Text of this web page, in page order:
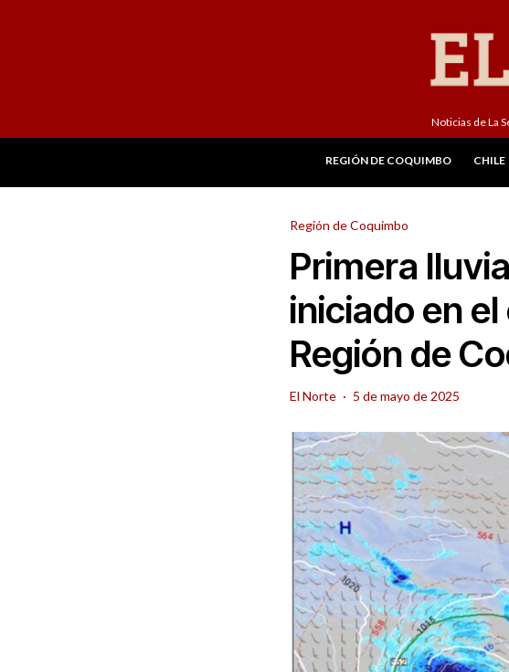
Noticias de La
REGIÓN DE COQUIMBO CHILE
Región de Coquimbo
Primera
iniciado en
Región de
El Norte · 5 de mayo de 2025